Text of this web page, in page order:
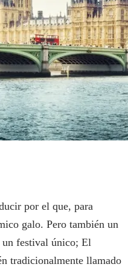
por el que, para
galo. Pero también un
un festival único; El
tradicionalmente llamado